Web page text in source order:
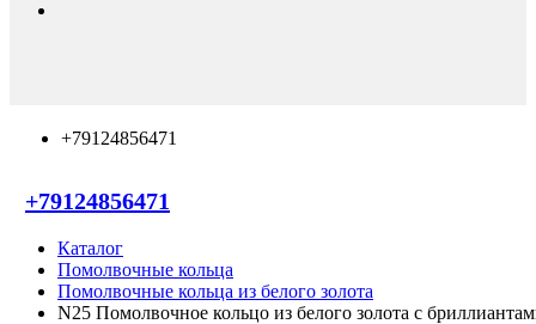
+79124856471
+79124856471
Каталог
Помолвочные кольца
Помолвочные кольца из белого золота
N25 Помолвочное кольцо из белого золота с